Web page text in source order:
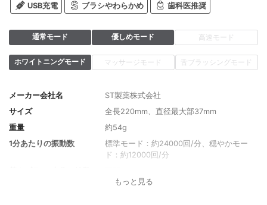
USB充電 ブラシやわらかめ 歯科医推奨
通常モード 優しめモード 高速モード
ホワイトニングモード マッサージモード 舌ブラッシングモード
メーカー会社名
ST製薬株式会社
サイズ
全長220mm、直径最大部37mm
重量
約54g
1分あたりの振動数
標準モード：約24000回/分、穏やかモー
ド：約12000回/分
不明
もっと見る